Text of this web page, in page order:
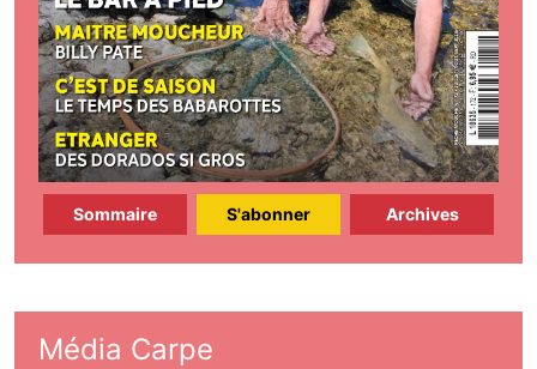
Sommaire S'abonner Archives
Média Carpe